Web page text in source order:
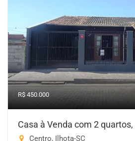
R$ 450.000
Casa à Venda com 2 quartos,
Centro, Ilhota-SC